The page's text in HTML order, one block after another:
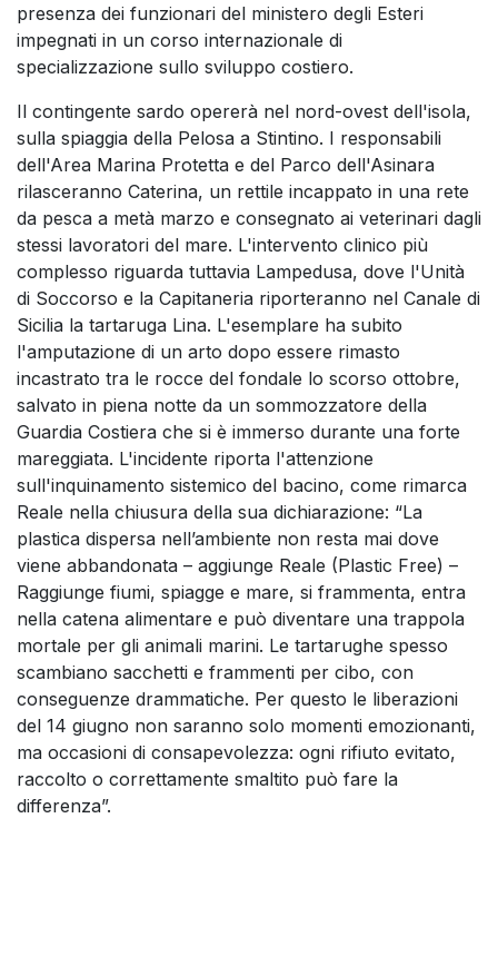
presenza dei funzionari del ministero degli Esteri
impegnati in un corso internazionale di
specializzazione sullo sviluppo costiero.
Il contingente sardo opererà nel nord-ovest dell'isola,
sulla spiaggia della Pelosa a Stintino. I responsabili
dell'Area Marina Protetta e del Parco dell'Asinara
rilasceranno Caterina, un rettile incappato in una rete
da pesca a metà marzo e consegnato ai veterinari dagli
stessi lavoratori del mare. L'intervento clinico più
complesso riguarda tuttavia Lampedusa, dove l'Unità
di Soccorso e la Capitaneria riporteranno nel Canale di
Sicilia la tartaruga Lina. L'esemplare ha subito
l'amputazione di un arto dopo essere rimasto
incastrato tra le rocce del fondale lo scorso ottobre,
salvato in piena notte da un sommozzatore della
Guardia Costiera che si è immerso durante una forte
mareggiata. L'incidente riporta l'attenzione
sull'inquinamento sistemico del bacino, come rimarca
Reale nella chiusura della sua dichiarazione: “La
plastica dispersa nell’ambiente non resta mai dove
viene abbandonata – aggiunge Reale (Plastic Free) –
Raggiunge fiumi, spiagge e mare, si frammenta, entra
nella catena alimentare e può diventare una trappola
mortale per gli animali marini. Le tartarughe spesso
scambiano sacchetti e frammenti per cibo, con
conseguenze drammatiche. Per questo le liberazioni
del 14 giugno non saranno solo momenti emozionanti,
ma occasioni di consapevolezza: ogni rifiuto evitato,
raccolto o correttamente smaltito può fare la
differenza”.